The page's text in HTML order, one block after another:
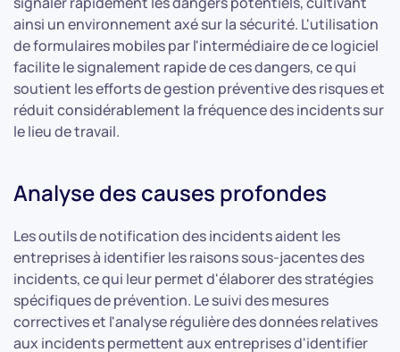
ainsi un environnement axé sur la sécurité. L'utilisation
de formulaires mobiles par l'intermédiaire de ce logiciel
facilite le signalement rapide de ces dangers, ce qui
soutient les efforts de gestion préventive des risques et
réduit considérablement la fréquence des incidents sur
le lieu de travail.
Analyse des causes profondes
Les outils de notification des incidents aident les
entreprises à identifier les raisons sous-jacentes des
incidents, ce qui leur permet d'élaborer des stratégies
spécifiques de prévention. Le suivi des mesures
correctives et l'analyse régulière des données relatives
aux incidents permettent aux entreprises d'identifier